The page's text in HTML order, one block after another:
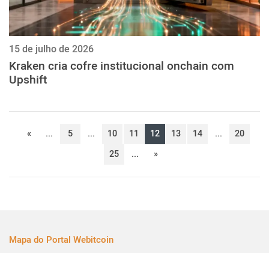
15 de julho de 2026
Kraken cria cofre institucional onchain com
Upshift
« ... 5 ... 10 11 12 13 14 ...
20
25
... »
Mapa do Portal Webitcoin